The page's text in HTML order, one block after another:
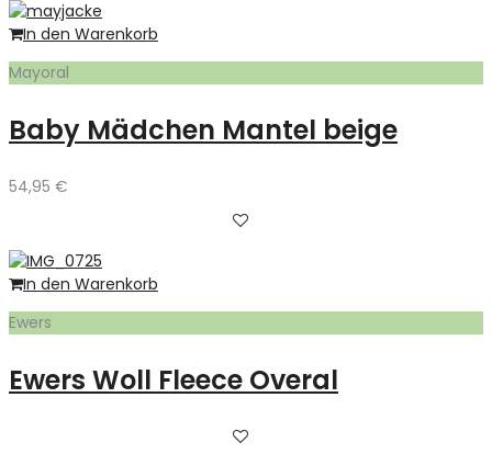
In den Warenkorb
Mayoral
Baby Mädchen Mantel beige
54,95 €
In den Warenkorb
Ewers
Ewers Woll Fleece Overal